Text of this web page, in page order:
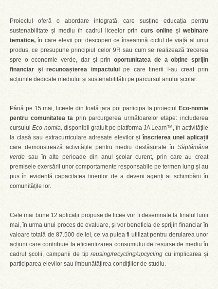
Proiectul oferă o abordare integrată, care susține educația pentru
sustenabilitate și mediu în cadrul liceelor prin curs online și webinare
tematice, în care elevii pot descoperi ce înseamnă ciclul de viață al unui
produs, ce presupune principiul celor 9R sau cum se realizează trecerea
spre o economie verde, dar și prinoportunitatea de a obține sprijin
financiar și recunoașterea impactuluipe care tinerii l-au creat prin
acțiunile dedicate mediului și sustenabilității pe parcursul anului școlar.
Până pe 15 mai, liceele din toată țara pot participa la proiectul
Eco-nomie
pentru comunitatea ta prin parcurgerea următoarelor etape: includerea
cursului Eco-nomia, disponibil gratuit pe platforma JA Learn™, în activitățile
la clasă sau extracurriculare adresate elevilor șiînscrierea unei aplicații
care demonstrează activitățile pentru mediu desfășurate în Săptămâna
verde sau în alte perioade din anul școlar curent, prin care au creat
premisele exersării unor comportamente responsabile pe termen lung și au
pus în evidență capacitatea tinerilor de a deveni agenți ai schimbării în
comunitățile lor.
Cele mai bune 12 aplicații propuse de licee vor fi desemnate la finalul lunii
mai, în urma unui proces de evaluare, și vor beneficia de sprijin financiar în
valoare totală de 87.500 de lei, ce va putea fi utilizat pentru derularea unor
acțiuni care contribuie la eficientizarea consumului de resurse de mediu în
cadrul școlii, campanii de tipreusing/recycling/upcyclingcu implicarea și
participarea elevilor sau îmbunătățirea condițiilor de studiu.